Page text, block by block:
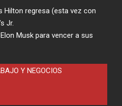
Hilton regresa (esta vez con
Jr.
Musk para vencer a sus
Y NEGOCIOS